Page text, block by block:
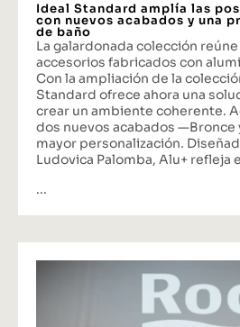
Ideal Standard amplía las
con nuevos acabados y una
de baño
La galardonada colección
accesorios fabricados con
Con la ampliación de la
Standard ofrece ahora una
crear un ambiente coherente.
dos nuevos acabados —Bronce
mayor personalización.
Ludovica Palomba, Alu+ refleja
...